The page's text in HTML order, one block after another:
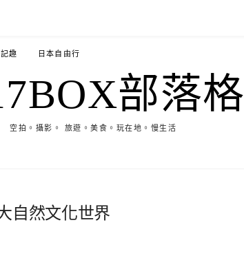
趣 日本自由行
部落格
空拍。攝影。 旅遊。美食。玩在地。慢生活
自然文化世界